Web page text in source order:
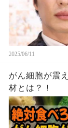
2025/06/11
がん細胞が震
材とは？！